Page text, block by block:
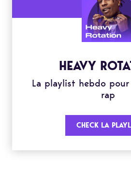
HEAVY
La playlist hebdo
rap
CHECK LA